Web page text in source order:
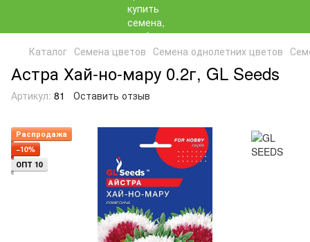
Каталог Семена цветов Семена однолетних цветов
Астра Хай-но-мару 0.2г, GL Seeds
Артикул: 81 Оставить отзыв
Распродажа
−10%
ОПТ 10